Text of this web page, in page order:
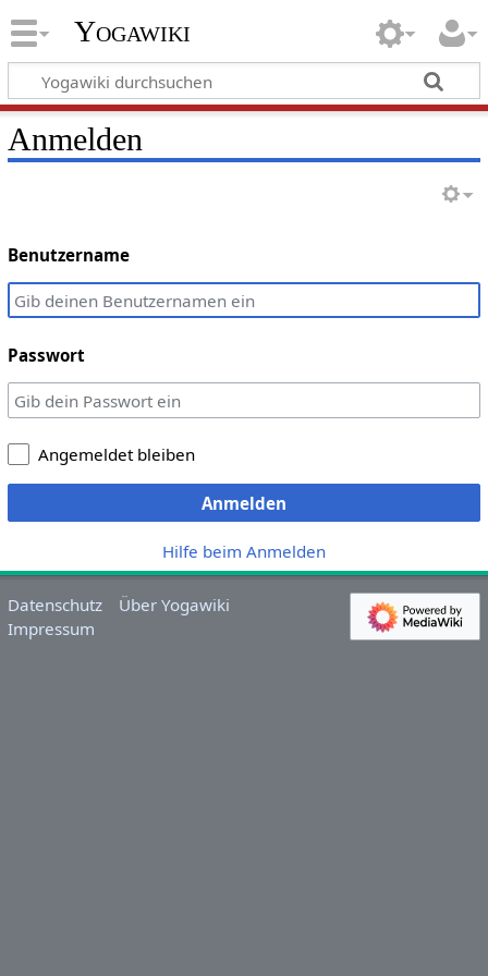
Yogawiki
Anmelden
Benutzername
Passwort
Angemeldet bleiben
Anmelden
Hilfe beim Anmelden
Datenschutz
Über Yogawiki
Impressum